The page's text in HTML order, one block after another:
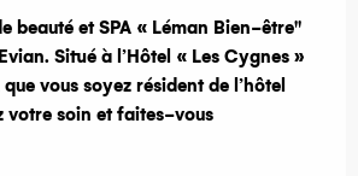
beauté et SPA « Léman Bien-être"
Situé à l’Hôtel « Les Cygnes »
vous soyez résident de l’hôtel
votre soin et faites-vous